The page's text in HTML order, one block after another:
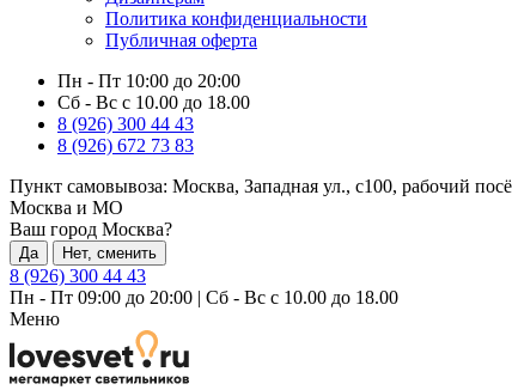
Политика конфиденциальности
Публичная оферта
Пн - Пт 10:00 до 20:00
Сб - Вс с 10.00 до 18.00
8 (926) 300 44 43
8 (926) 672 73 83
Пункт самовывоза: Москва, Западная ул., с100, рабочий
Москва и МО
Ваш город Москва?
Да Нет, сменить
8 (926) 300 44 43
Пн - Пт 09:00 до 20:00 | Сб - Вс с 10.00 до 18.00
Меню